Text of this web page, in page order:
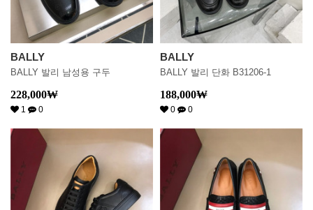
BALLY
BALLY 발리 남성용 구두
228,000₩
1 0
BALLY
BALLY 발리 단화 B31206-1
188,000₩
0 0